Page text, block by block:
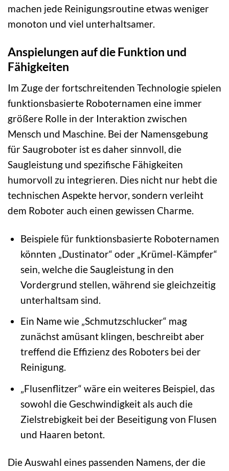
machen jede Reinigungsroutine etwas weniger
monoton und viel unterhaltsamer.
Anspielungen auf die Funktion und
Fähigkeiten
Im Zuge der fortschreitenden Technologie spielen
funktionsbasierte Roboternamen eine immer
größere Rolle in der Interaktion zwischen
Mensch und Maschine. Bei der Namensgebung
für Saugroboter ist es daher sinnvoll, die
Saugleistung und spezifische Fähigkeiten
humorvoll zu integrieren. Dies nicht nur hebt die
technischen Aspekte hervor, sondern verleiht
dem Roboter auch einen gewissen Charme.
Beispiele für funktionsbasierte Roboternamen
könnten „Dustinator“ oder „Krümel-Kämpfer“
sein, welche die Saugleistung in den
Vordergrund stellen, während sie gleichzeitig
unterhaltsam sind.
Ein Name wie „Schmutzschlucker“ mag
zunächst amüsant klingen, beschreibt aber
treffend die Effizienz des Roboters bei der
Reinigung.
„Flusenflitzer“ wäre ein weiteres Beispiel, das
sowohl die Geschwindigkeit als auch die
Zielstrebigkeit bei der Beseitigung von Flusen
und Haaren betont.
Die Auswahl eines passenden Namens, der die